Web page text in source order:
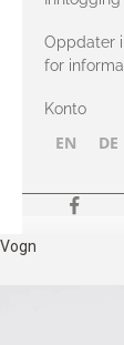
Oppdater
for
Konto
EN DE
Vogn